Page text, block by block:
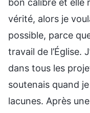
vérité, alors je
possible, parce
travail de l’Église.
dans tous les
soutenais quand
lacunes. Après